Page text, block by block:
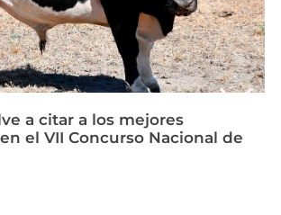
a citar a los mejores
el VII Concurso Nacional de